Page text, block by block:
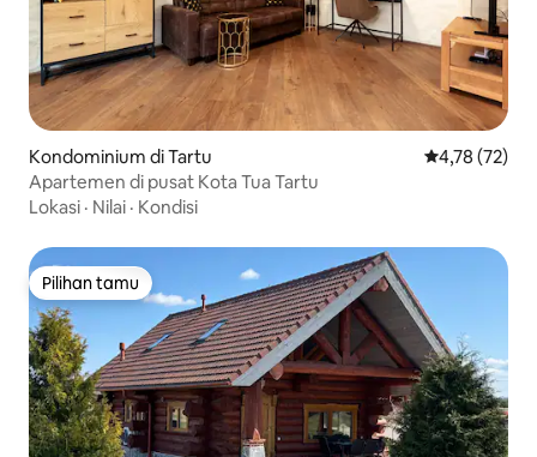
Kondominium di Tartu Nilai rata-rata
4,78 (72)
Apartemen di pusat Kota Tua Tartu
Lokasi · Nilai · Kondisi
Pilihan tamu
Pilihan tamu